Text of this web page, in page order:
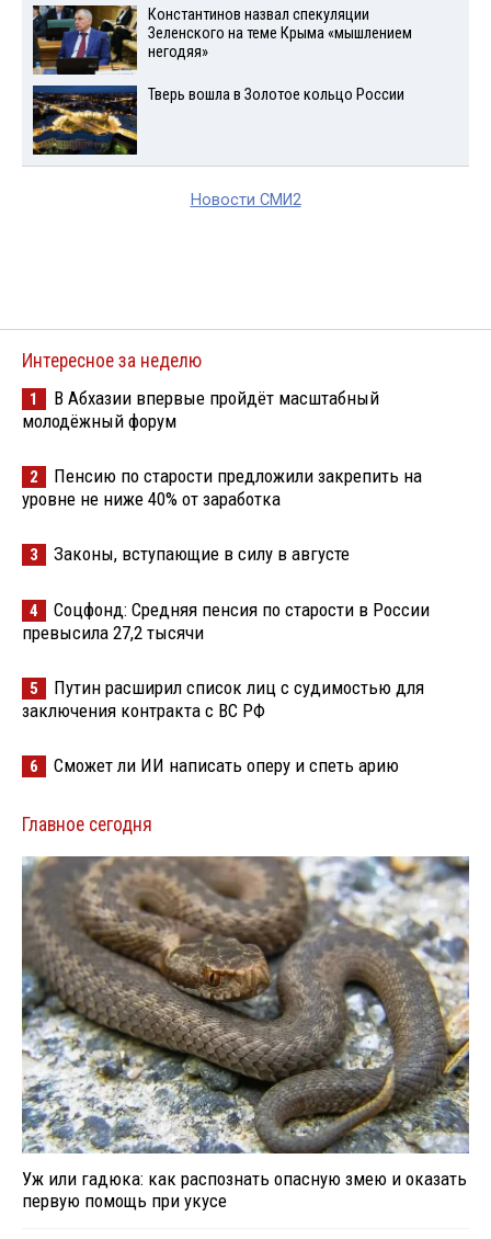
Константинов назвал спекуляции
Зеленского на теме Крыма «мышлением
негодяя»
Тверь вошла в Золотое кольцо России
Новости СМИ2
Интересное за неделю
1
В Абхазии впервые пройдёт масштабный
молодёжный форум
2
Пенсию по старости предложили закрепить на
уровне не ниже 40% от заработка
3 Законы, вступающие в силу в августе
4
Соцфонд: Средняя пенсия по старости в России
превысила 27,2 тысячи
5
Путин расширил список лиц с судимостью для
заключения контракта с ВС РФ
6 Сможет ли ИИ написать оперу и спеть арию
Главное сегодня
Уж или гадюка: как распознать опасную змею и оказать
первую помощь при укусе